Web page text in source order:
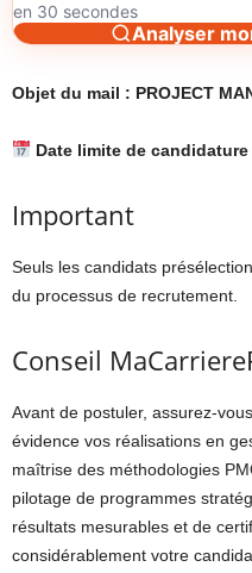
en 30 secondes
Analyser
Objet du mail : PROJECT
Date limite de
Important
Seuls les candidats
du processus de recrutement.
Conseil
Avant de postuler, assurez-
évidence vos réalisations en
maîtrise des méthodologies
pilotage de programmes
résultats mesurables et de
considérablement votre